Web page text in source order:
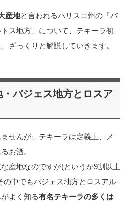
産地と言われるハリスコ州の「バ
ス地方」について、テキーラ初
ざっくりと解説していきます。
バジェス地方とロスア
せんが、テキーラは定義上、メ
お酒。
産地なのですが(というか9割以上
の中でもバジェス地方とロスアル
よく知る有名テキーラの多くは